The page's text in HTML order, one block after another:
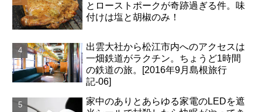
とローストポークが奇跡過ぎる件。味
付けは塩と胡椒のみ！
出雲大社から松江市内へのアクセスは
一畑鉄道がラクチン。ちょうど1時間
の鉄道の旅。[2016年9月島根旅行
記-06]
家中のありとあらゆる家電のLEDを遮